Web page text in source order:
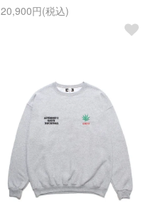
20,900円(税込)